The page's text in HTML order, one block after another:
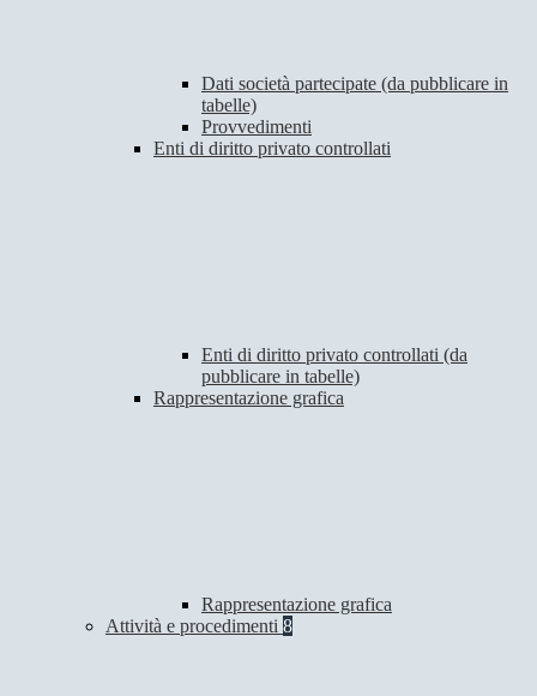
Dati società partecipate (da pubblicare in
tabelle)
Provvedimenti
Enti di diritto privato controllati
Enti di diritto privato controllati (da
pubblicare in tabelle)
Rappresentazione grafica
Rappresentazione grafica
Attività e procedimenti 8